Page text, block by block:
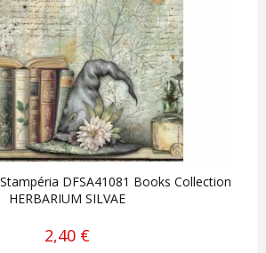
DFSA41081 Books Collection
HERBARIUM SILVAE
2,40 €